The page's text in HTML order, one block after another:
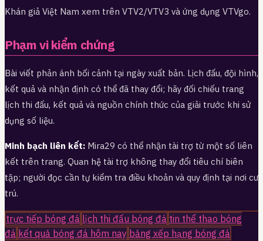
Khán giả Việt Nam xem trên VTV2/VTV3 và ứng dụng VTVgo.
Phạm vi kiểm chứng
Bài viết phản ánh bối cảnh tại ngày xuất bản. Lịch đấu, đội hình,
kết quả và nhận định có thể đã thay đổi; hãy đối chiếu trang
lịch thi đấu, kết quả và nguồn chính thức của giải trước khi sử
dụng số liệu.
Minh bạch liên kết: Mira29 có thể nhận tài trợ từ một số liên
kết trên trang. Quan hệ tài trợ không thay đổi tiêu chí biên
tập; người đọc cần tự kiểm tra điều khoản và quy định tại nơi cư
trú.
trực tiếp bóng đá lịch thi đấu bóng đá tin thể thao bóng
đá kết quả bóng đá hôm nay bảng xếp hạng bóng đá